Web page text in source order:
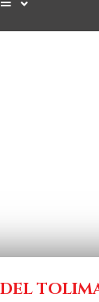
Elemento